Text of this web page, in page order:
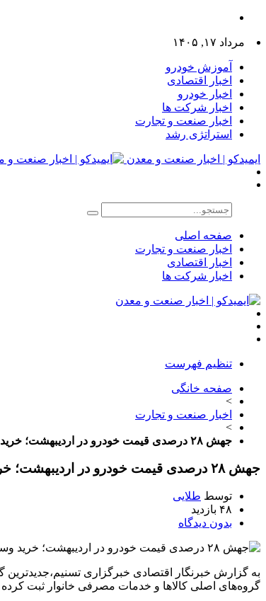
مرداد ۱۷, ۱۴۰۵
آموزش خودرو
اخبار اقتصادی
اخبار خودرو
اخبار شرکت ها
اخبار صنعت و تجارت
استراتژی رشد
ایمیدکو | اخبار صنعت و معدن
صفحه اصلی
اخبار صنعت و تجارت
اخبار اقتصادی
اخبار شرکت ها
تنظیم فهرست
صفحه خانگی
>
اخبار صنعت و تجارت
>
جهش ۲۸ درصدی قیمت خودرو در اردیبهشت؛ خرید وسایل نقلیه رکورددار تورم – ایمیدکو
جهش ۲۸ درصدی قیمت خودرو در اردیبهشت؛ خرید وسایل نقلیه رکورددار تورم – ایمیدکو
توسط طلایی
۴۸ بازدید
بدون دیدگاه
گروه‌های اصلی کالاها و خدمات مصرفی خانوار ثبت